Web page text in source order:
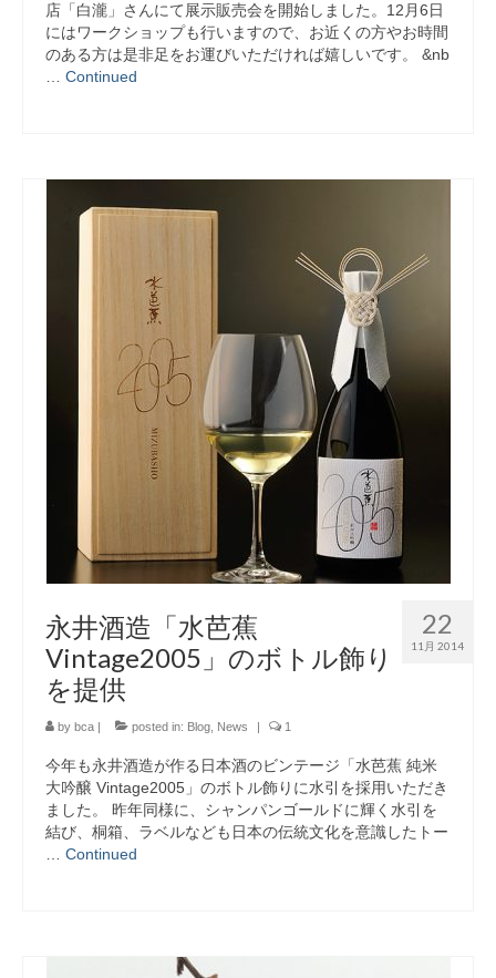
店「白瀧」さんにて展示販売会を開始しました。12月6日
にはワークショップも行いますので、お近くの方やお時間
のある方は是非足をお運びいただければ嬉しいです。 &nb
Continued
22
11月 2014
永井酒造「水芭蕉
Vintage2005」のボトル飾り
を提供
by bca | posted in: Blog News | 1
今年も永井酒造が作る日本酒のビンテージ「水芭蕉 純米
大吟醸 Vintage2005」のボトル飾りに水引を採用いただき
ました。 昨年同様に、シャンパンゴールドに輝く水引を
結び、桐箱、ラベルなども日本の伝統文化を意識したトー
Continued